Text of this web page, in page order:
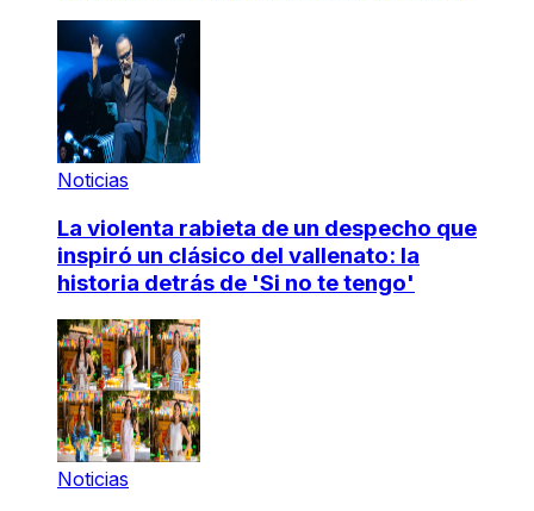
Noticias
La violenta rabieta de un despecho que
inspiró un clásico del vallenato: la
historia detrás de 'Si no te tengo'
Noticias